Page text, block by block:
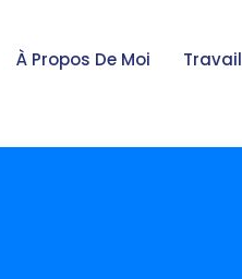
À Propos De Moi Travail